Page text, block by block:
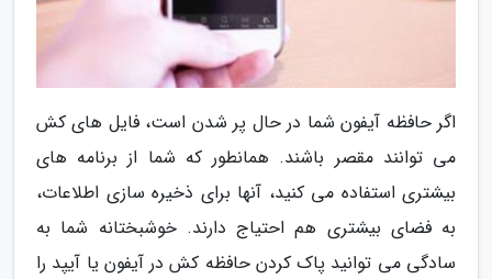
اگر حافظه آیفون شما در حال پر شدن است، فایل های کش
می توانند مقصر باشند. همانطور که شما از برنامه های
بیشتری استفاده می کنید، آنها برای ذخیره سازی اطلاعات،
به فضای بیشتری هم احتیاج دارند. خوشبختانه شما به
سادگی می توانید پاک کردن حافظه کش در آیفون یا آیپد را